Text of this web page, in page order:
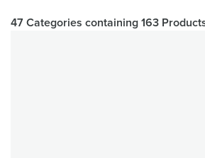
47 Categories containing 163